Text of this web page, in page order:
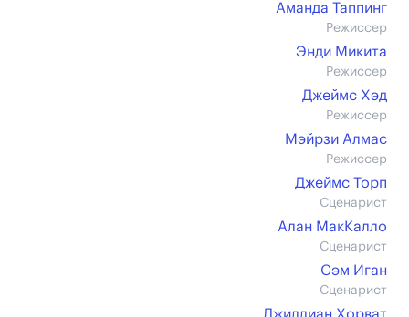
Аманда Таппинг
Режиссер
Энди Микита
Режиссер
Джеймс Хэд
Режиссер
Мэйрзи Алмас
Режиссер
Джеймс Торп
Сценарист
Алан МакКалло
Сценарист
Сэм Иган
Сценарист